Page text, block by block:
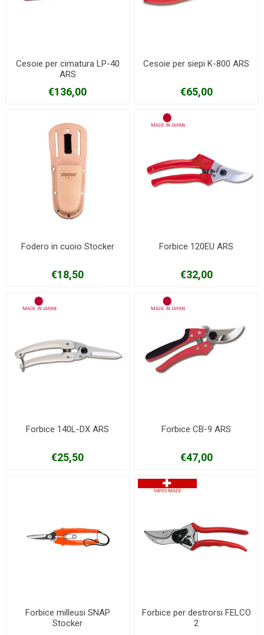
Cesoie per cimatura LP-40
ARS
€136,00
Cesoie per siepi K-800 ARS
€65,00
Fodero in cuoio Stocker
€18,50
Forbice 120EU ARS
€32,00
Forbice 140L-DX ARS
€25,50
Forbice CB-9 ARS
€47,00
Forbice milleusi SNAP
Stocker
Forbice per destrorsi FELCO
2